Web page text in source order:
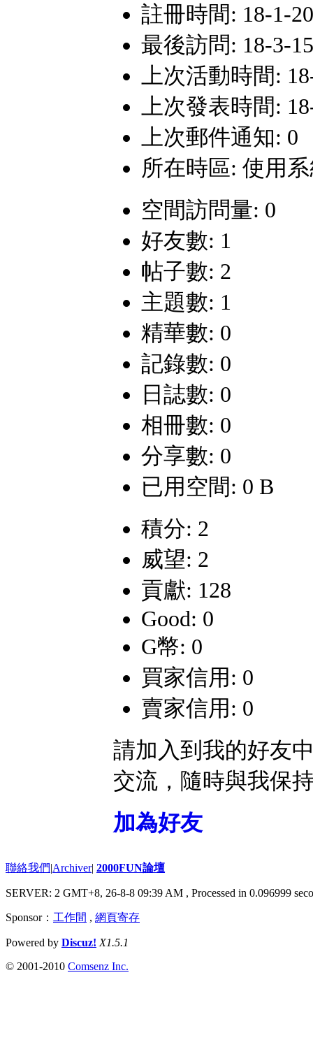
註冊時間: 18-1-
最後訪問: 18-3-
上次活動時間:
上次發表時間:
上次郵件通知: 0
所在時區: 使用
空間訪問量: 0
好友數: 1
帖子數: 2
主題數: 1
精華數: 0
記錄數: 0
日誌數: 0
相冊數: 0
分享數: 0
已用空間: 0 B
積分: 2
威望: 2
貢獻: 128
Good: 0
G幣: 0
買家信用: 0
賣家信用: 0
請加入到我的好友
交流，隨時與我保
加為好友
聯絡我們|Archiver| 2000FUN論壇
SERVER: 2 GMT+8, 26-8-8 09:39 AM , Processed in 0.096999
Sponsor： 工作間 , 網頁寄存
Powered by Discuz! X1.5.1
© 2001-2010 Comsenz Inc.